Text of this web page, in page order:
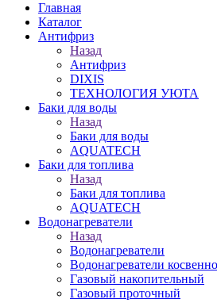
Главная
Каталог
Антифриз
Назад
Антифриз
DIXIS
ТЕХНОЛОГИЯ УЮТА
Баки для воды
Назад
Баки для воды
AQUATECH
Баки для топлива
Назад
Баки для топлива
AQUATECH
Водонагреватели
Назад
Водонагреватели
Водонагреватели
Газовый накопительный
Газовый проточный